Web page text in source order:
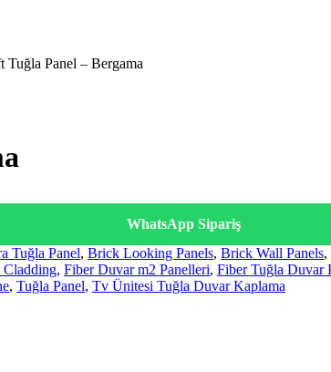
Panel – Bergama
WhatsApp Sipariş
Tuğla Panel, Brick Looking Panels, Brick Wall Panels,
, Fiber Duvar m2 Panelleri, Fiber Tuğla Duvar
, Tuğla Panel, Tv Ünitesi Tuğla Duvar Kaplama